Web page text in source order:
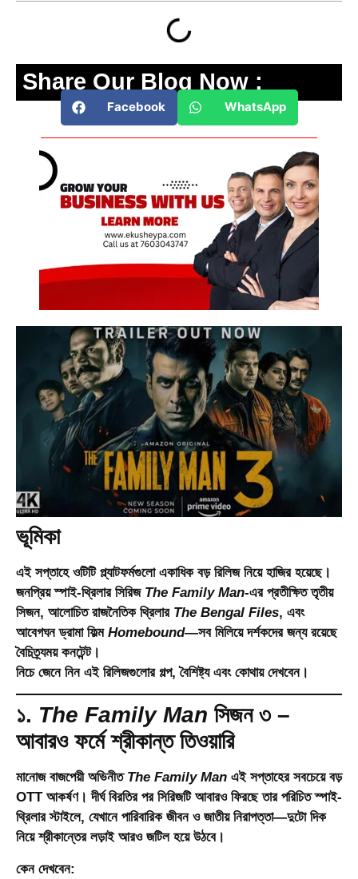
Share Our Blog Now :
Facebook WhatsApp
ভূমিকা
এই সপ্তাহে ওটিটি প্ল্যাটফর্মগুলো একাধিক বড় রিলিজ নিয়ে হাজির হয়েছে।
জনপ্রিয় স্পাই-থ্রিলার সিরিজ The Family Man-এর প্রতীক্ষিত তৃতীয়
সিজন, আলোচিত রাজনৈতিক থ্রিলার The Bengal Files, এবং
আবেগঘন ড্রামা ফিল্ম Homebound—সব মিলিয়ে দর্শকদের জন্য রয়েছে
বৈচিত্র্যময় কনটেন্ট।
নিচে জেনে নিন এই রিলিজগুলোর গল্প, বৈশিষ্ট্য এবং কোথায় দেখবেন।
১. The Family Man সিজন ৩ –
আবারও ফর্মে শ্রীকান্ত তিওয়ারি
মানোজ বাজপেয়ী অভিনীত The Family Man এই সপ্তাহের সবচেয়ে বড়
OTT আকর্ষণ। দীর্ঘ বিরতির পর সিরিজটি আবারও ফিরছে তার পরিচিত স্পাই-
থ্রিলার স্টাইলে, যেখানে পারিবারিক জীবন ও জাতীয় নিরাপত্তা—দুটো দিক
নিয়ে শ্রীকান্তের লড়াই আরও জটিল হয়ে উঠবে।
কেন দেখবেন: